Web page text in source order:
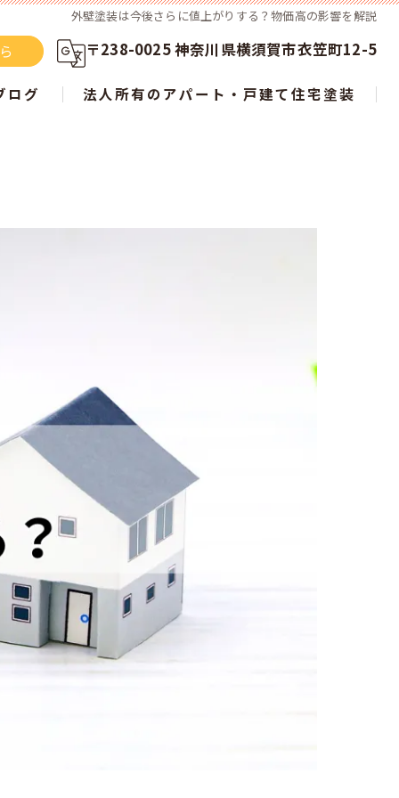
外壁塗装は今後さらに値上がりする？物価高の影響を解説
〒238-0025 神奈川県横須賀市衣笠町12-5
ログ 法人所有のアパート・戸建て住宅塗装